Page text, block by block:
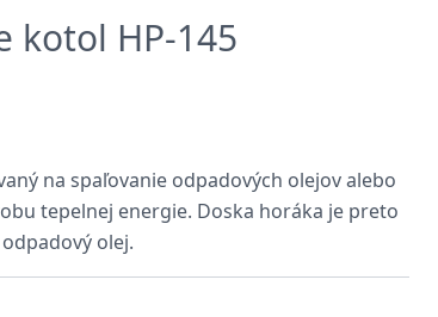
kotol HP-145
na spaľovanie odpadových olejov alebo
tepelnej energie. Doska horáka je preto
olej.